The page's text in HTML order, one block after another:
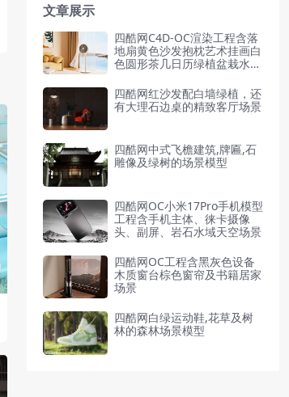
文章展示
四酷网C4D-OC渲染工程含落
地扇黄色沙发抱枕艺术挂画白
色圆形茶几日历绿植盆栽水果
水域景观山丘背景天空背景
四酷网红沙发配白墙绿植，还
有大理石边桌的精致客厅场景
四酷网中式飞檐建筑,牌匾,石
雕像及绿树的场景模型
四酷网OC小米17Pro手机模型
工程含手机主体、徕卡摄像
头、副屏、岩石水域天空场景
四酷网OC工程含黑灰色设备
木质窗台棕色窗帘及书籍居家
场景
四酷网白绿运动鞋,花草及树
林的森林场景模型